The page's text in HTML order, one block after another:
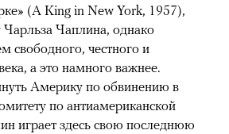
(A King in New York, 1957),
Чаплина, однако
свободного, честного и
а это намного важнее.
Америку по обвинению в
по антиамериканской
играет здесь свою последнюю